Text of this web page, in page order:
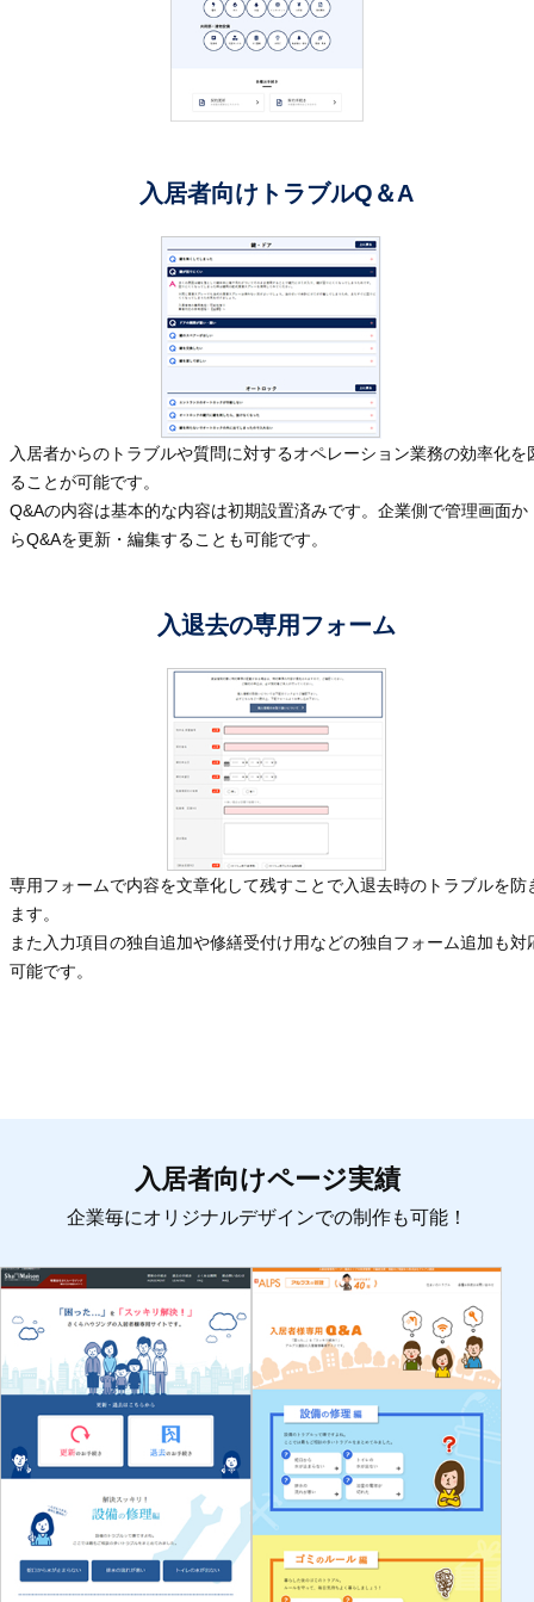
入居者向けトラブルQ＆A
入居者からのトラブルや質問に対するオペレーション業務の効率化を
ることが可能です。
Q&Aの内容は基本的な内容は初期設置済みです。企業側で管理画面か
らQ&Aを更新・編集することも可能です。
入退去の専用フォーム
専用フォームで内容を文章化して残すことで入退去時のトラブルを防
ます。
また入力項目の独自追加や修繕受付け用などの独自フォーム追加も対
可能です。
入居者向けページ実績
企業毎にオリジナルデザインでの制作も可能！